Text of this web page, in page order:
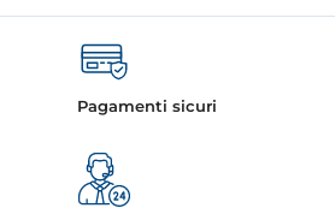
Pagamenti sicuri